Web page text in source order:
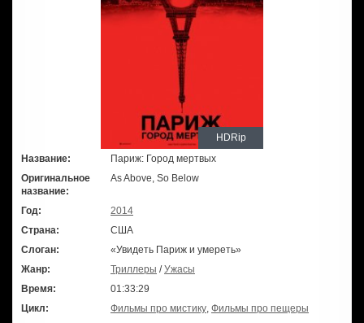
HDRip
Название:
Париж: Город мертвых
Оригинальное
название:
As Above, So Below
Год:
2014
Страна:
США
Слоган:
«Увидеть Париж и умереть»
Жанр:
Триллеры /Ужасы
Время:
01:33:29
Цикл:
Фильмы про мистику, Фильмы про пещеры